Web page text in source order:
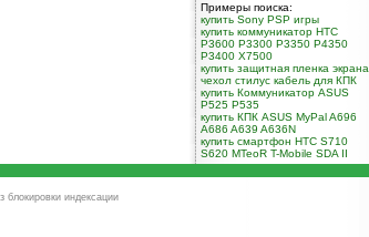
Примеры поиска:
купить Sony PSP игры
купить коммуникатор HTC
P3600 P3300 P3350 P4350
P3400 X7500
купить защитная пленка экрана
чехол стилус кабель для КПК
купить Коммуникатор ASUS
P525 P535
купить КПК ASUS MyPal A696
A686 A639 A636N
купить смартфон HTC S710
S620 MTeoR T-Mobile SDA II
блокировки индексации